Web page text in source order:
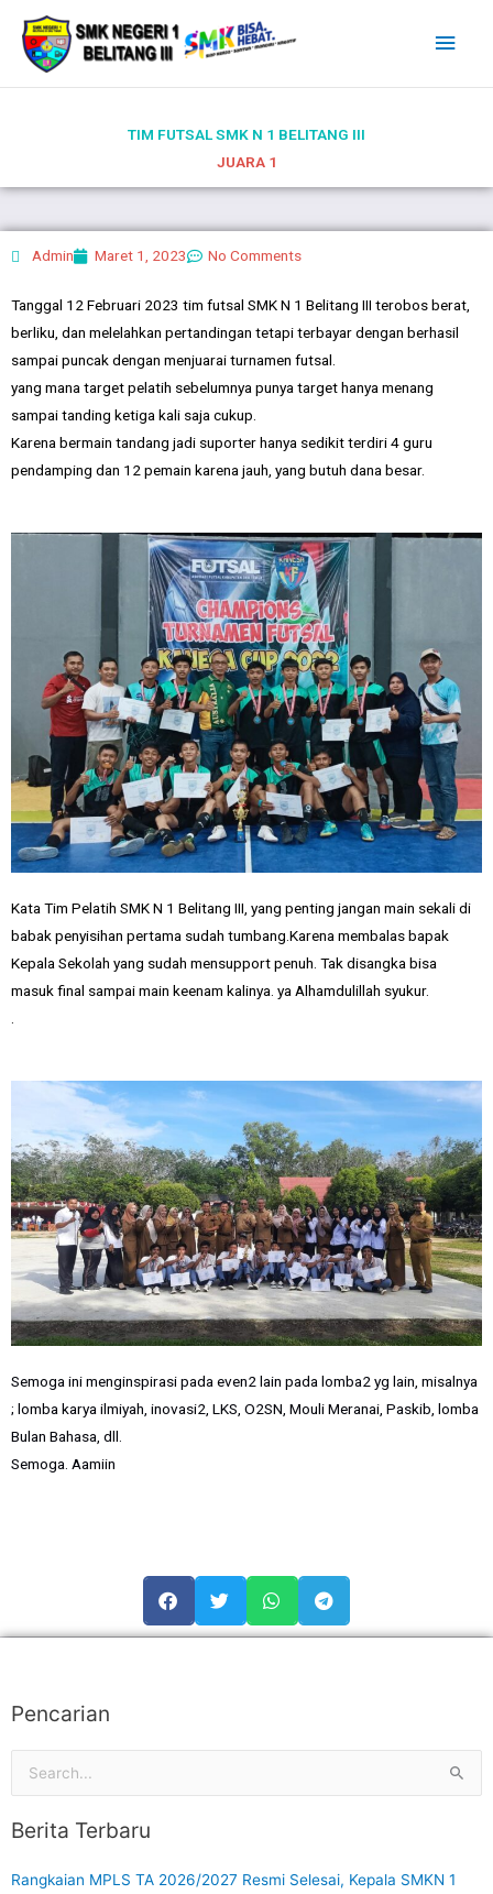
Lewati
konten
TIM FUTSAL SMK N 1 BELITANG III
JUARA 1
Admin Maret 1, 2023 No Comments
Tanggal 12 Februari 2023 tim futsal SMK N 1 Belitang III terobos berat,
berliku, dan melelahkan pertandingan tetapi terbayar dengan berhasil
sampai puncak dengan menjuarai turnamen futsal.
yang mana target pelatih sebelumnya punya target hanya menang
sampai tanding ketiga kali saja cukup.
Karena bermain tandang jadi suporter hanya sedikit terdiri 4 guru
pendamping dan 12 pemain karena jauh, yang butuh dana besar.
Kata Tim Pelatih SMK N 1 Belitang III, yang penting jangan main sekali di
babak penyisihan pertama sudah tumbang.Karena membalas bapak
Kepala Sekolah yang sudah mensupport penuh. Tak disangka bisa
masuk final sampai main keenam kalinya. ya Alhamdulillah syukur.
Semoga ini menginspirasi pada even2 lain pada lomba2 yg lain, misalnya
; lomba karya ilmiyah, inovasi2, LKS, O2SN, Mouli Meranai, Paskib, lomba
Bulan Bahasa, dll.
Semoga. Aamiin
Pencarian
Cari
Berita Terbaru
Rangkaian MPLS TA 2026/2027 Resmi Selesai, Kepala SMKN 1